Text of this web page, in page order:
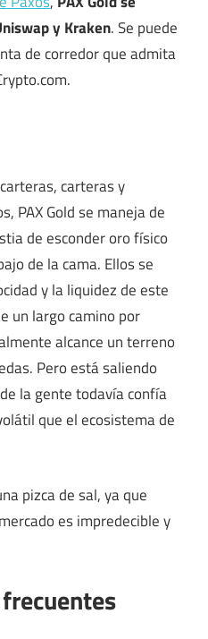
y Kraken. Se puede
de corredor que admita
carteras y
PAX Gold se maneja de
de esconder oro físico
de la cama. Ellos se
y la liquidez de este
un largo camino por
alcance un terreno
Pero está saliendo
la gente todavía confía
que el ecosistema de
pizca de sal, ya que
es impredecible y